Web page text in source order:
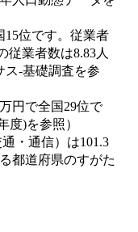
15位です。従業者
従業者数は8.83人
‐基礎調査を参
円で全国29位で
度)を参照）
・通信）は101.3
都道府県のすがた